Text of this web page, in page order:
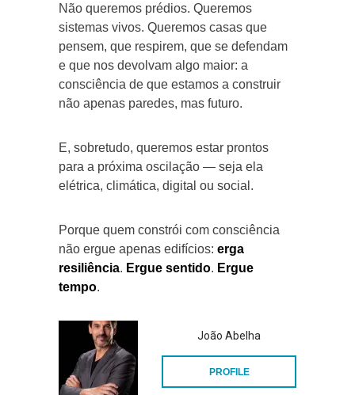
Não queremos prédios. Queremos
sistemas vivos. Queremos casas que
pensem, que respirem, que se defendam
e que nos devolvam algo maior: a
consciência de que estamos a construir
não apenas paredes, mas futuro.
E, sobretudo, queremos estar prontos
para a próxima oscilação — seja ela
elétrica, climática, digital ou social.
Porque quem constrói com consciência
não ergue apenas edifícios: erga
resiliência. Ergue sentido. Ergue
tempo.
João Abelha
PROFILE